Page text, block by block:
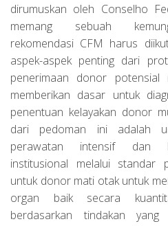
dirumuskan oleh Conselho
memang sebuah
rekomendasi CFM harus
aspek-aspek penting dari
penerimaan donor
memberikan dasar untuk
penentuan kelayakan donor
dari pedoman ini adalah
perawatan intensif dan
institusional melalui standar
untuk donor mati otak untuk
organ baik secara
berdasarkan tindakan